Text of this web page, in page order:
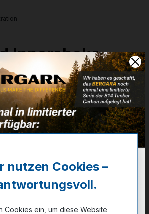
Innerchoke -
17-04800
nutzen Cookies –
Cookies ein, um diese Website